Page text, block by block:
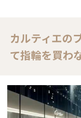
カルティエの
て指輪を買わ